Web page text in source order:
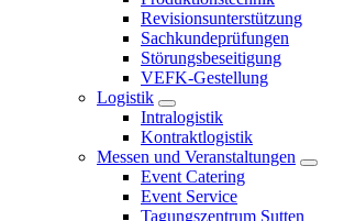
Revisionsunterstützung
Sachkundeprüfungen
Störungsbeseitigung
VEFK-Gestellung
Logistik
Intralogistik
Kontraktlogistik
Messen und Veranstaltungen
Event Catering
Event Service
Tagungszentrum Sutten